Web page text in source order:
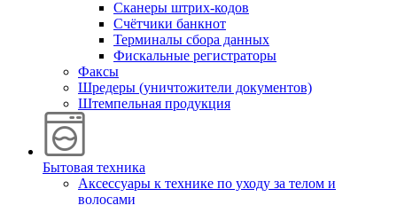
Сканеры штрих-кодов
Счётчики банкнот
Терминалы сбора данных
Фискальные регистраторы
Факсы
Шредеры (уничтожители документов)
Штемпельная продукция
Бытовая техника
Аксессуары к технике по уходу за телом и
волосами